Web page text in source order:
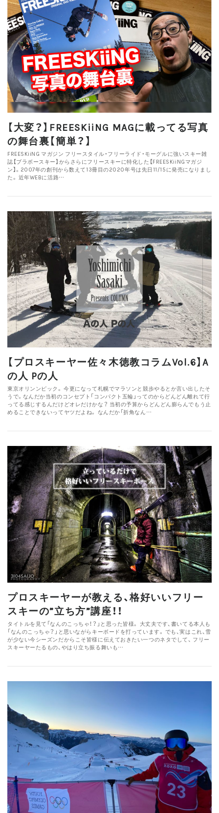
【大変？】FREESKiiNG MAGに載ってる写真
の舞台裏【簡単？】
FREESKiiNG マガジン フリースタイル・フリーライド・モーグルに強いスキー雑
誌【ブラボースキー】からさらにフリースキーに特化した【FREESKiiNGマガジ
ン】。2007年の創刊から数えて13冊目の2020年号は先日11/15に発売になりまし
た。 近年WEBに活路…
【プロスキーヤー佐々木徳教コラムVol.6】A
の人 Pの人
東京オリンンピック。 今更になって札幌でマラソンと競歩やるとか言い出したそ
うで。なんだか当初のコンセプト「コンパクト五輪」ってのからどんどん離れて行
ってる感じするんだけどオレだけかな？ 当初の予算からどんどん膨らんでもう止
めることできないってヤツだよね。 なんだか「折角なん…
プロスキーヤーが教える、格好いいフリー
スキーの”立ち方”講座！！
タイトルを見て「なんのこっちゃ！？」と思った皆様。 大丈夫です、書いてる本人も
「なんのこっちゃ？」と思いながらキーボードを打っています。 でも、実はこれ、雪
が少ない今シーズンだからこそ皆様に伝えておきたい一つのネタでして、 フリー
スキーヤーたるもの、やはり立ち振る舞いも…